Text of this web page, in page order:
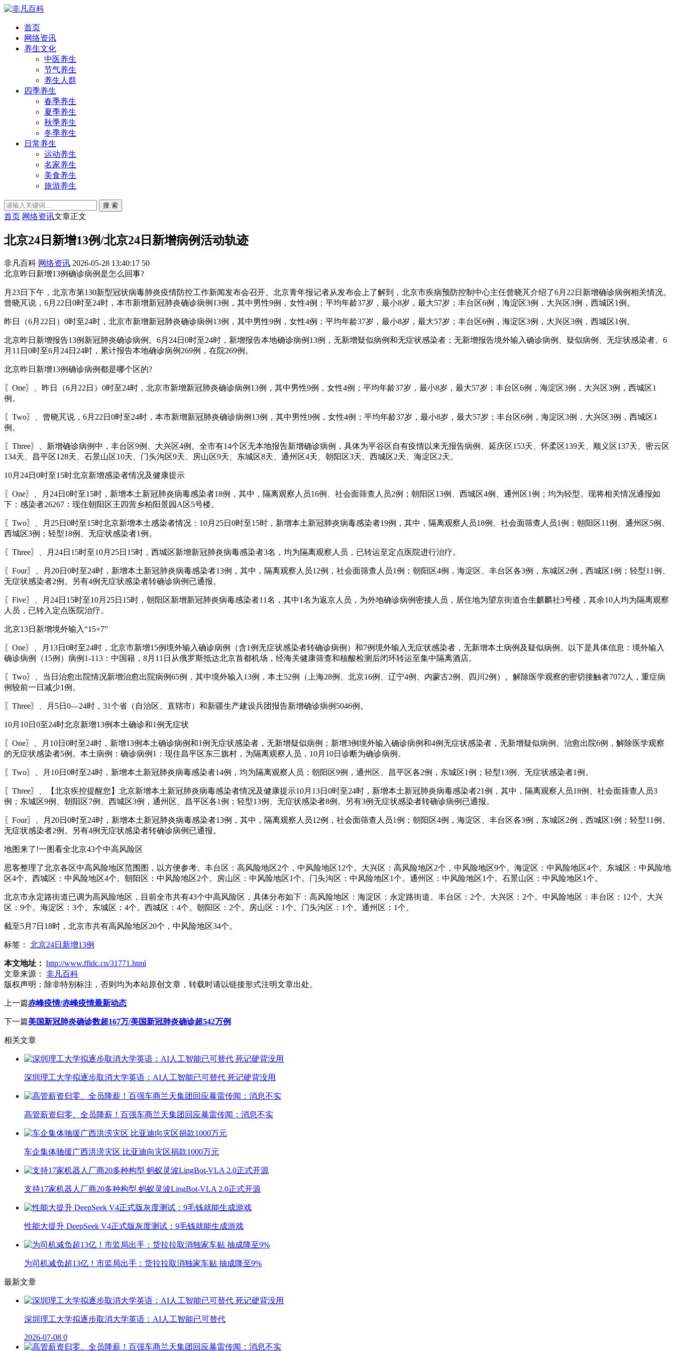
首页
网络资讯
养生文化
中医养生
节气养生
养生人群
四季养生
春季养生
夏季养生
秋季养生
冬季养生
日常养生
运动养生
名家养生
美食养生
旅游养生
搜 索
首页 网络资讯文章正文
北京24日新增13例/北京24日新增病例活动轨迹
非凡百科 网络资讯 2026-05-28 13:40:17 50
北京昨日新增13例确诊病例是怎么回事?
月23日下午，北京市第130新型冠状病毒肺炎疫情防控工作新闻发布会召开。北京青年报记者从发布会上了解到，北京市疾病预防控制中心主任曾晓芃介绍了6月22日新增确诊病例相关情况。
曾晓芃说，6月22日0时至24时，本市新增新冠肺炎确诊病例13例，其中男性9例，女性4例；平均年龄37岁，最小8岁，最大57岁；丰台区6例，海淀区3例，大兴区3例，西城区1例。
昨日（6月22日）0时至24时，北京市新增新冠肺炎确诊病例13例，其中男性9例，女性4例；平均年龄37岁，最小8岁，最大57岁；丰台区6例，海淀区3例，大兴区3例，西城区1例。
北京昨日新增报告13例新冠肺炎确诊病例。6月24日0时至24时，新增报告本地确诊病例13例，无新增疑似病例和无症状感染者；无新增报告境外输入确诊病例、疑似病例、无症状感染者。6
月11日0时至6月24日24时，累计报告本地确诊病例269例，在院269例。
北京昨日新增13例确诊病例都是哪个区的?
〖One〗、昨日（6月22日）0时至24时，北京市新增新冠肺炎确诊病例13例，其中男性9例，女性4例；平均年龄37岁，最小8岁，最大57岁；丰台区6例，海淀区3例，大兴区3例，西城区1
例。
〖Two〗、曾晓芃说，6月22日0时至24时，本市新增新冠肺炎确诊病例13例，其中男性9例，女性4例；平均年龄37岁，最小8岁，最大57岁；丰台区6例，海淀区3例，大兴区3例，西城区1
例。
〖Three〗、新增确诊病例中，丰台区9例、大兴区4例。全市有14个区无本地报告新增确诊病例，具体为平谷区自有疫情以来无报告病例、延庆区153天、怀柔区139天、顺义区137天、密云区
134天、昌平区128天、石景山区10天、门头沟区9天、房山区9天、东城区8天、通州区4天、朝阳区3天、西城区2天、海淀区2天。
10月24日0时至15时北京新增感染者情况及健康提示
〖One〗、月24日0时至15时，新增本土新冠肺炎病毒感染者18例，其中，隔离观察人员16例、社会面筛查人员2例；朝阳区13例、西城区4例、通州区1例；均为轻型。现将相关情况通报如
下：感染者26267：现住朝阳区王四营乡柏阳景园A区5号楼。
〖Two〗、月25日0时至15时北京新增本土感染者情况：10月25日0时至15时，新增本土新冠肺炎病毒感染者19例，其中，隔离观察人员18例、社会面筛查人员1例；朝阳区11例、通州区5例、
西城区3例；轻型18例、无症状感染者1例。
〖Three〗、月24日15时至10月25日15时，西城区新增新冠肺炎病毒感染者3名，均为隔离观察人员，已转运至定点医院进行治疗。
〖Four〗、月20日0时至24时，新增本土新冠肺炎病毒感染者13例，其中，隔离观察人员12例，社会面筛查人员1例；朝阳区4例，海淀区、丰台区各3例，东城区2例，西城区1例；轻型11例、
无症状感染者2例。另有4例无症状感染者转确诊病例已通报。
〖Five〗、月24日15时至10月25日15时，朝阳区新增新冠肺炎病毒感染者11名，其中1名为返京人员，为外地确诊病例密接人员，居住地为望京街道合生麒麟社3号楼，其余10人均为隔离观察
人员，已转入定点医院治疗。
北京13日新增境外输入“15+7”
〖One〗、月13日0时至24时，北京市新增15例境外输入确诊病例（含1例无症状感染者转确诊病例）和7例境外输入无症状感染者，无新增本土病例及疑似病例。以下是具体信息：境外输入
确诊病例（15例）病例1-113：中国籍，8月11日从俄罗斯抵达北京首都机场，经海关健康筛查和核酸检测后闭环转运至集中隔离酒店。
〖Two〗、当日治愈出院情况新增治愈出院病例65例，其中境外输入13例，本土52例（上海28例、北京16例、辽宁4例、内蒙古2例、四川2例）。解除医学观察的密切接触者7072人，重症病
例较前一日减少1例。
〖Three〗、月5日0—24时，31个省（自治区、直辖市）和新疆生产建设兵团报告新增确诊病例5046例。
10月10日0至24时北京新增13例本土确诊和1例无症状
〖One〗、月10日0时至24时，新增13例本土确诊病例和1例无症状感染者，无新增疑似病例；新增3例境外输入确诊病例和4例无症状感染者，无新增疑似病例。治愈出院6例，解除医学观察
的无症状感染者5例。本土病例：确诊病例1：现住昌平区东三旗村，为隔离观察人员，10月10日诊断为确诊病例。
〖Two〗、月10日0时至24时，新增本土新冠肺炎病毒感染者14例，均为隔离观察人员；朝阳区9例，通州区、昌平区各2例，东城区1例；轻型13例、无症状感染者1例。
〖Three〗、【北京疾控提醒您】北京新增本土新冠肺炎病毒感染者情况及健康提示10月13日0时至24时，新增本土新冠肺炎病毒感染者21例，其中，隔离观察人员18例、社会面筛查人员3
例；东城区9例、朝阳区7例、西城区3例，通州区、昌平区各1例；轻型13例、无症状感染者8例。另有3例无症状感染者转确诊病例已通报。
〖Four〗、月20日0时至24时，新增本土新冠肺炎病毒感染者13例，其中，隔离观察人员12例，社会面筛查人员1例；朝阳区4例，海淀区、丰台区各3例，东城区2例，西城区1例；轻型11例、
无症状感染者2例。另有4例无症状感染者转确诊病例已通报。
地图来了!一图看全北京43个中高风险区
思客整理了北京各区中高风险地区范围图，以方便参考。丰台区：高风险地区2个，中风险地区12个。大兴区：高风险地区2个，中风险地区9个。海淀区：中风险地区4个。东城区：中风险地
区4个。西城区：中风险地区4个。朝阳区：中风险地区2个。房山区：中风险地区1个。门头沟区：中风险地区1个。通州区：中风险地区1个。石景山区：中风险地区1个。
北京市永定路街道已调为高风险地区，目前全市共有43个中高风险区，具体分布如下：高风险地区：海淀区：永定路街道。丰台区：2个。大兴区：2个。中风险地区：丰台区：12个。大兴
区：9个。海淀区：3个。东城区：4个。西城区：4个。朝阳区：2个。房山区：1个。门头沟区：1个。通州区：1个。
截至5月7日18时，北京市共有高风险地区20个，中风险地区34个。
标签： 北京24日新增13例
本文地址： http://www.ffidc.cn/31771.html
文章来源：
非凡百科
版权声明： 除非特别标注，否则均为本站原创文章，转载时请以链接形式注明文章出处。
上一篇赤峰疫情/赤峰疫情最新动态
下一篇美国新冠肺炎确诊数超167万/美国新冠肺炎确诊超542万例
相关文章
深圳理工大学拟逐步取消大学英语：AI人工智能已可替代 死记硬背没用
高管薪资归零、全员降薪！百强车商兰天集团回应暴雷传闻：消息不实
车企集体驰援广西洪涝灾区 比亚迪向灾区捐款1000万元
支持17家机器人厂商20多种构型 蚂蚁灵波LingBot-VLA 2.0正式开源
性能大提升 DeepSeek V4正式版灰度测试：9毛钱就能生成游戏
为司机减负超13亿！市监局出手：货拉拉取消独家车贴 抽成降至9%
最新文章
深圳理工大学拟逐步取消大学英语：AI人工智能已可替代
2026-07-08 0